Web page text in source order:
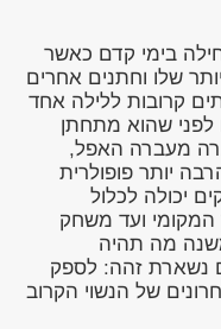
בימי קדם כאשר
שלו וחתנים אחרים
קרובות ללילה אחד
לפני שהוא מתחתן
מעברה האפל,
יותר פופולרית
יכולה לכלול
המקומי ועד משחק
מה תהיה
נשארת זהה: לספק
של הנשוי הקרוב